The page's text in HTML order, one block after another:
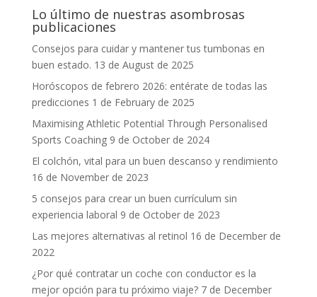
Lo último de nuestras asombrosas
publicaciones
Consejos para cuidar y mantener tus tumbonas en
buen estado. 13 de August de 2025
Horóscopos de febrero 2026: entérate de todas las
predicciones 1 de February de 2025
Maximising Athletic Potential Through Personalised
Sports Coaching 9 de October de 2024
El colchón, vital para un buen descanso y rendimiento
16 de November de 2023
5 consejos para crear un buen currículum sin
experiencia laboral 9 de October de 2023
Las mejores alternativas al retinol 16 de December de
2022
¿Por qué contratar un coche con conductor es la
mejor opción para tu próximo viaje? 7 de December